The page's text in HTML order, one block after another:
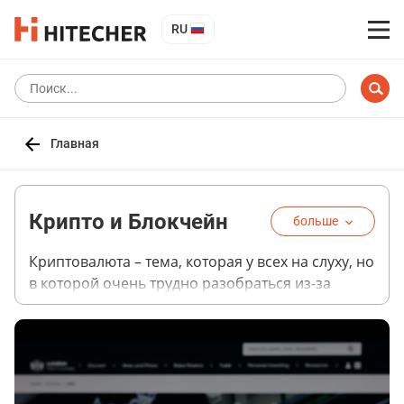
RU
Главная
Крипто и Блокчейн больше
Криптовалюта – тема, которая у всех на слуху, но
в которой очень трудно разобраться из-за
огромного количества нюансов, мнений и
является синонимом блокчейна, хотя на самом
деле крипта – лишь один из продуктов,
созданных на его основе. В этой рубрике мы